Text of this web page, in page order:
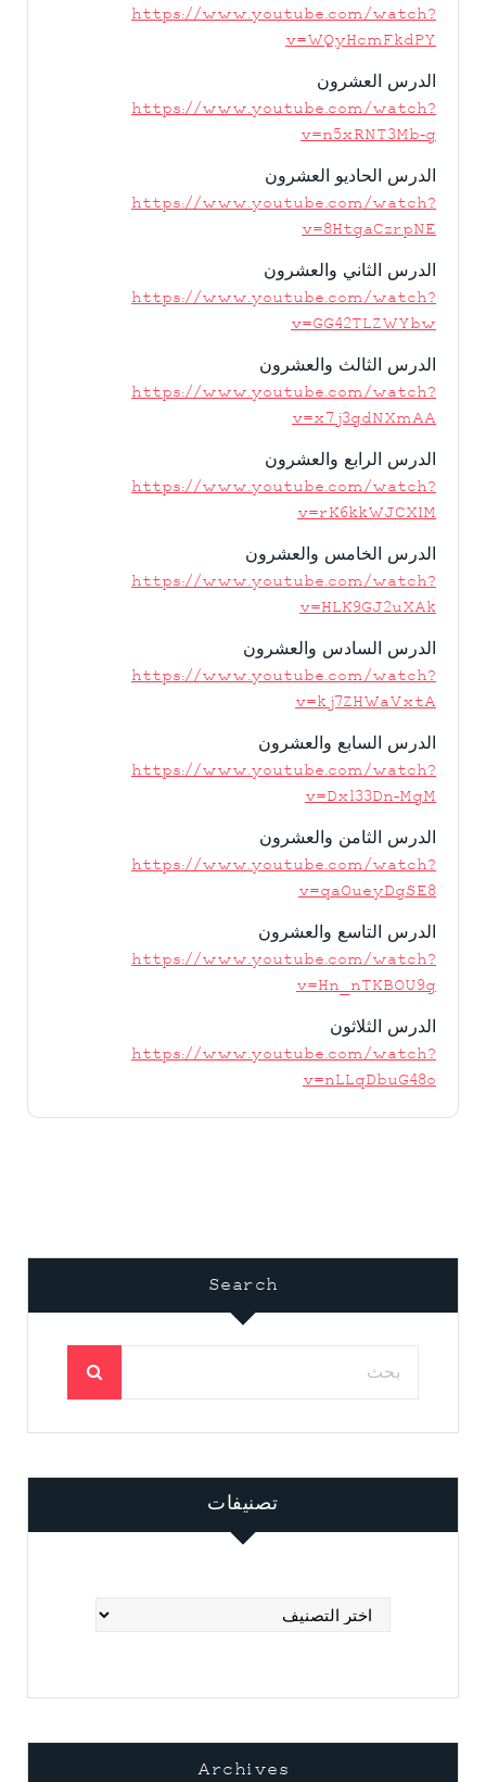
https://www.youtube.com/watch?
v=WQyHcmFkdPY
الدرس العشرون
https://www.youtube.com/watch?
v=n5xRNT3Mb-g
الدرس الحاديو العشرون
https://www.youtube.com/watch?
v=8HtgaCzrpNE
الدرس الثاني والعشرون
https://www.youtube.com/watch?
v=GG42TLZWYbw
الدرس الثالث والعشرون
https://www.youtube.com/watch?
v=x7j3gdNXmAA
الدرس الرابع والعشرون
https://www.youtube.com/watch?
v=rK6kkWJCXIM
الدرس الخامس والعشرون
https://www.youtube.com/watch?
v=HLK9GJ2uXAk
الدرس السادس والعشرون
https://www.youtube.com/watch?
v=kj7ZHWaVxtA
الدرس السابع والعشرون
https://www.youtube.com/watch?
v=Dxl33Dn-MgM
الدرس الثامن والعشرون
https://www.youtube.com/watch?
v=qaOueyDgSE8
الدرس التاسع والعشرون
https://www.youtube.com/watch?
v=Hn_nTKBOU9g
الدرس الثلاثون
https://www.youtube.com/watch?
v=nLLqDbuG48o
Search
تصنيفات
Archives